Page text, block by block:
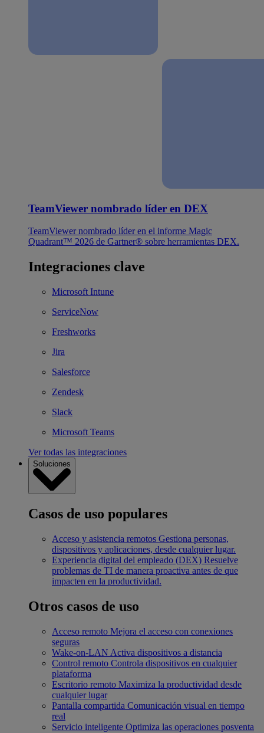
TeamViewer nombrado líder en DEX
TeamViewer nombrado líder en el informe Magic
Quadrant™ 2026 de Gartner® sobre herramientas DEX.
Integraciones clave
Microsoft Intune
ServiceNow
Freshworks
Jira
Salesforce
Zendesk
Slack
Microsoft Teams
Ver todas las integraciones
Soluciones
Casos de uso populares
Acceso y asistencia remotos Gestiona personas,
dispositivos y aplicaciones, desde cualquier lugar.
Experiencia digital del empleado (DEX) Resuelve
problemas de TI de manera proactiva antes de que
impacten en la productividad.
Otros casos de uso
Acceso remoto Mejora el acceso con conexiones
seguras
Wake-on-LAN Activa dispositivos a distancia
Control remoto Controla dispositivos en cualquier
plataforma
Escritorio remoto Maximiza la productividad desde
cualquier lugar
Pantalla compartida Comunicación visual en tiempo
real
Servicio inteligente Optimiza las operaciones posventa